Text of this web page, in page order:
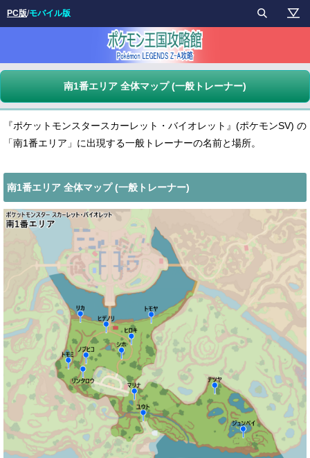
南1番エリア 全体マップ (一般トレーナー)
『ポケットモンスタースカーレット・バイオレット』(ポケモンSV) の
「南1番エリア」に出現する一般トレーナーの名前と場所。
南1番エリア 全体マップ (一般トレーナー)
PC版/モバイル版